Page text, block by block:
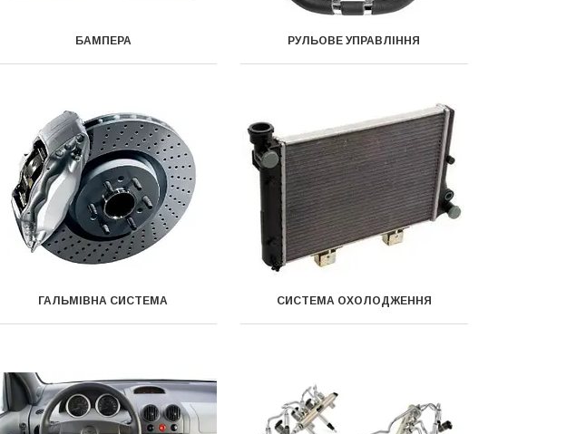
БАМПЕРА РУЛЬОВЕ УПРАВЛІННЯ
ГАЛЬМІВНА СИСТЕМА СИСТЕМА ОХОЛОДЖЕННЯ